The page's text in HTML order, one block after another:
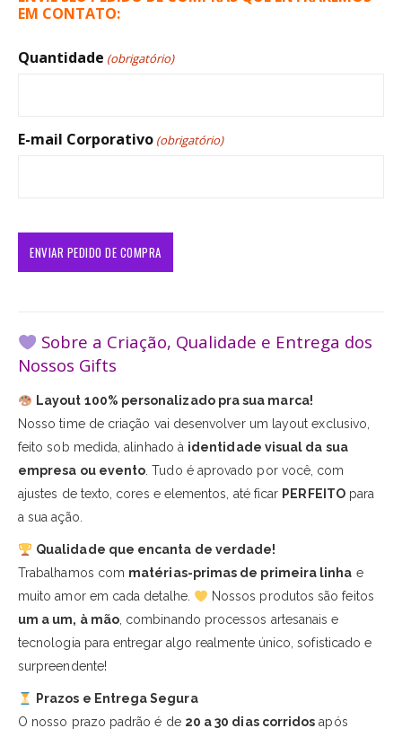
EM CONTATO:
Quantidade (obrigatório)
E-mail Corporativo (obrigatório)
Sobre a Criação, Qualidade e Entrega dos
Nossos Gifts
Layout 100% personalizado pra sua marca!
Nosso time de criação vai desenvolver um layout exclusivo,
feito sob medida, alinhado à identidade visual da sua
empresa ou evento. Tudo é aprovado por você, com
ajustes de texto, cores e elementos, até ficar PERFEITOpara
a sua ação.
Qualidade que encanta de verdade!
Trabalhamos com matérias-primas de primeira linha e
muito amor em cada detalhe.
Nossos produtos são feitos
um a um, à mão, combinando processos artesanais e
tecnologia para entregar algo realmente único, sofisticado e
surpreendente!
Prazos e Entrega Segura
O nosso prazo padrão é de 20 a 30 dias corridos após